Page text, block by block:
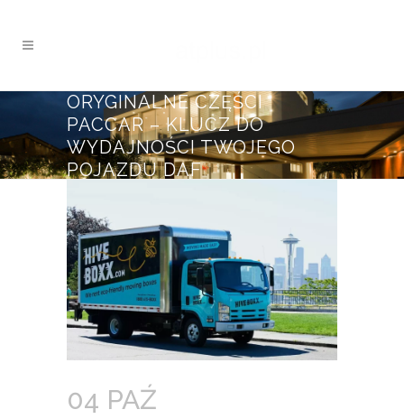
ORYGINALNE CZĘŚCI
PACCAR – KLUCZ DO
WYDAJNOŚCI TWOJEGO
POJAZDU DAF
04 PAŹ